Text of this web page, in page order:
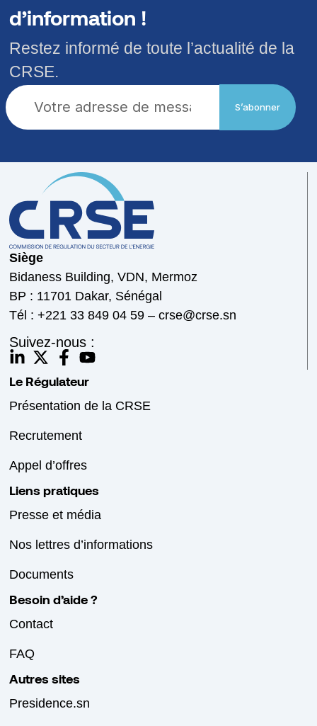
d’information !
Restez informé de toute l’actualité de la
CRSE.
S’abonner
Siège
Bidaness Building, VDN, Mermoz
BP : 11701 Dakar, Sénégal
Tél : +221 33 849 04 59 – crse@crse.sn
Suivez-nous :
Le Régulateur
Présentation de la CRSE
Recrutement
Appel d’offres
Liens pratiques
Presse et média
Nos lettres d’informations
Documents
Besoin d’aide ?
Contact
FAQ
Autres sites
Presidence.sn